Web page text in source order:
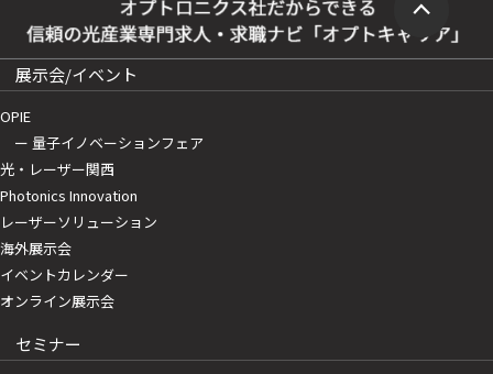
展示会/イベント
OPIE
ー 量子イノベーションフェア
光・レーザー関西
Photonics Innovation
レーザーソリューション
海外展示会
イベントカレンダー
オンライン展示会
セミナー